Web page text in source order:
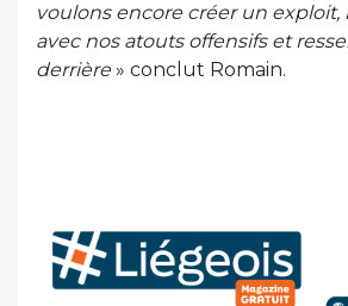
voulons encore créer un exploit,
avec nos atouts offensifs et
derrière» conclut Romain.